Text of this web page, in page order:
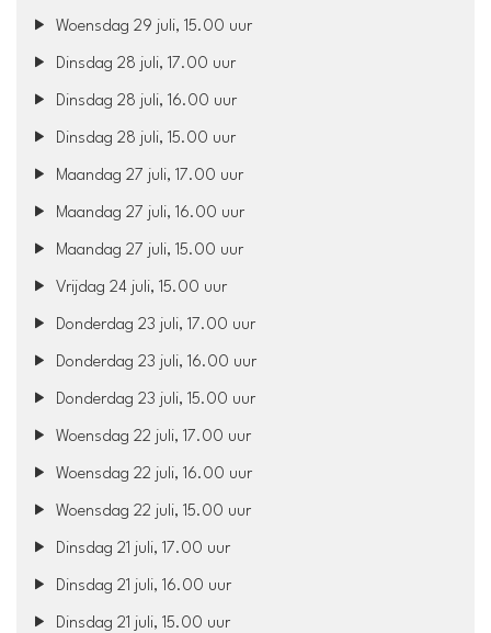
Woensdag 29 juli, 15.00 uur
Dinsdag 28 juli, 17.00 uur
Dinsdag 28 juli, 16.00 uur
Dinsdag 28 juli, 15.00 uur
Maandag 27 juli, 17.00 uur
Maandag 27 juli, 16.00 uur
Maandag 27 juli, 15.00 uur
Vrijdag 24 juli, 15.00 uur
Donderdag 23 juli, 17.00 uur
Donderdag 23 juli, 16.00 uur
Donderdag 23 juli, 15.00 uur
Woensdag 22 juli, 17.00 uur
Woensdag 22 juli, 16.00 uur
Woensdag 22 juli, 15.00 uur
Dinsdag 21 juli, 17.00 uur
Dinsdag 21 juli, 16.00 uur
Dinsdag 21 juli, 15.00 uur